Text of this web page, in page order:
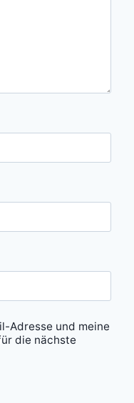
Adresse und meine
die nächste